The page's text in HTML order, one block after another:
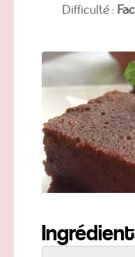
Difficulté :